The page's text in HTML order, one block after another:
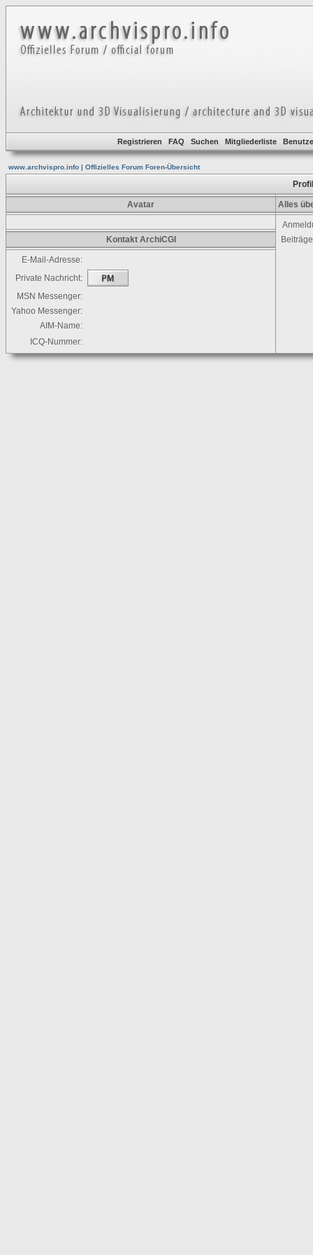
Registrieren FAQ Suchen Mitgliederliste
www.archvispro.info | Offizielles Forum Foren-Übersicht
Avatar Alles
Kontakt ArchiCGI
E-Mail-Adresse:
Private Nachricht:
MSN Messenger:
Yahoo Messenger:
AIM-Name:
ICQ-Nummer: